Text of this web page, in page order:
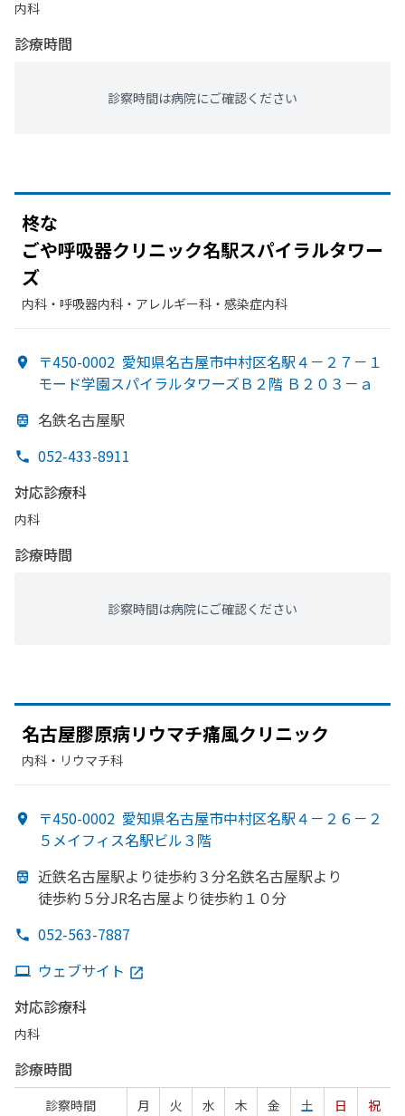
内科
診療時間
診察時間は病院にご確認ください
柊な
ごや呼吸器クリニック名駅スパイラルタワー
ズ
内科・​呼吸器内科・​アレルギー科・​感染症内科
〒450-0002 愛知県名古屋市中村区名駅４－２７－１
モード学園スパイラルタワーズＢ２階 Ｂ２０３－ａ
名鉄名古屋駅
052-433-8911
対応診療科
内科
診療時間
診察時間は病院にご確認ください
名古屋膠原病リウマチ痛風クリニック
内科・​リウマチ科
〒450-0002 愛知県名古屋市中村区名駅４－２６－２
５メイフィス名駅ビル３階
近鉄名古屋駅より徒歩約３分名鉄名古屋駅より
徒歩約５分JR名古屋より徒歩約１０分
052-563-7887
ウェブサイト
対応診療科
内科
診療時間
診察時間 月 火 水 木 金 土 日 祝